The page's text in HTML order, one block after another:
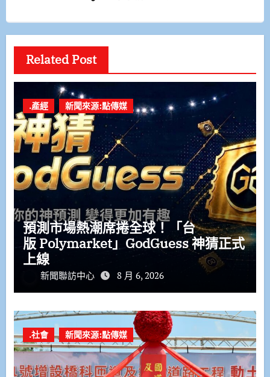
Related Post
.產經 新聞來源:點傳媒
預測市場熱潮席捲全球！「台
版 Polymarket」GodGuess 神猜正式
上線
新聞聯訪中心 8 月 6, 2026
.社會 新聞來源:點傳媒